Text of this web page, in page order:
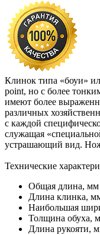
Клинок типа «боуи»
point, но с более
имеют более
различных
с каждой
служащая
устрашающий вид.
Технические
Общая
Длина
Наибольшая
Толщина
Длина